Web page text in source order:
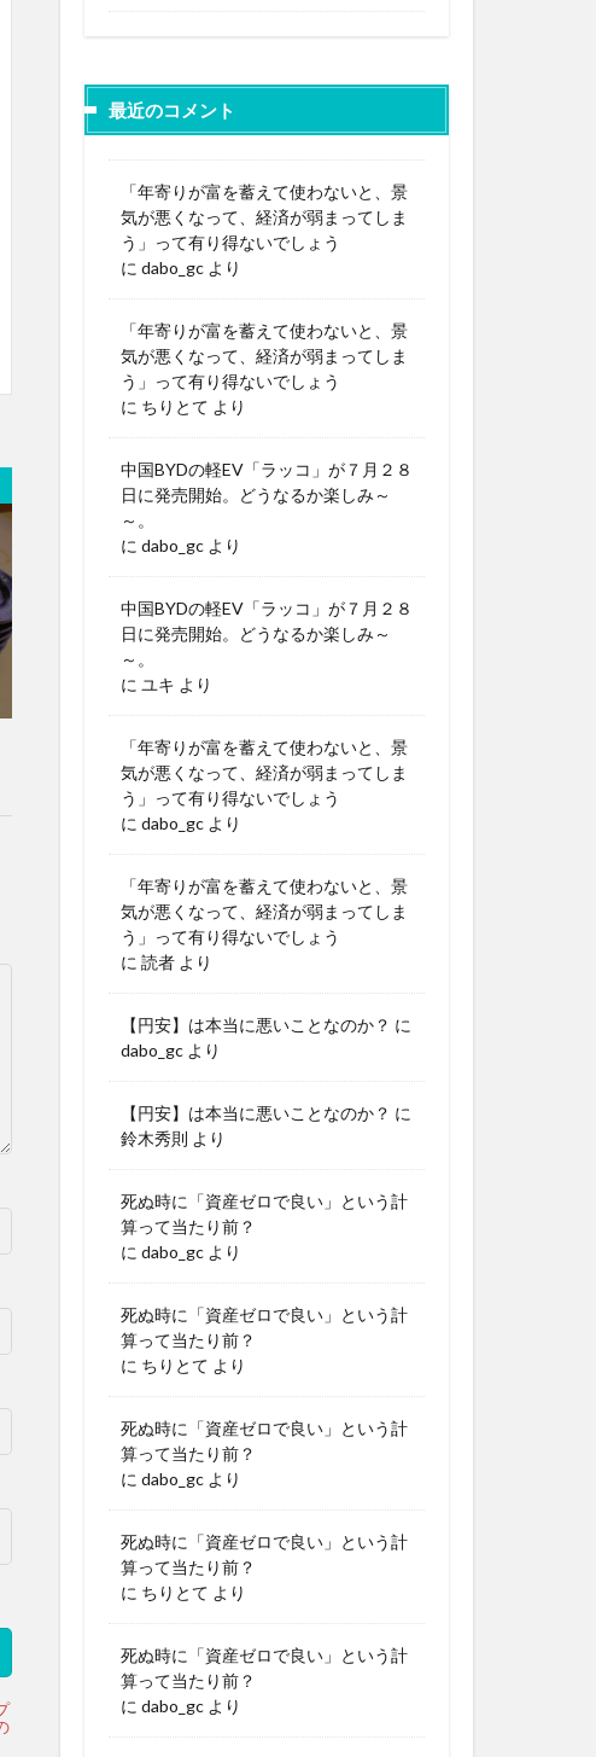
最近のコメント
「年寄りが富を蓄えて使わないと、景
気が悪くなって、経済が弱まってしま
う」って有り得ないでしょう
に dabo_gc より
「年寄りが富を蓄えて使わないと、景
気が悪くなって、経済が弱まってしま
う」って有り得ないでしょう
に ちりとて より
中国BYDの軽EV「ラッコ」が７月２８
日に発売開始。どうなるか楽しみ～
～。
に dabo_gc より
中国BYDの軽EV「ラッコ」が７月２８
日に発売開始。どうなるか楽しみ～
～。
に ユキ より
「年寄りが富を蓄えて使わないと、景
気が悪くなって、経済が弱まってしま
う」って有り得ないでしょう
に dabo_gc より
「年寄りが富を蓄えて使わないと、景
気が悪くなって、経済が弱まってしま
う」って有り得ないでしょう
に 読者 より
【円安】は本当に悪いことなのか？ に
dabo_gc より
【円安】は本当に悪いことなのか？ に
鈴木秀則 より
死ぬ時に「資産ゼロで良い」という計
算って当たり前？
に dabo_gc より
死ぬ時に「資産ゼロで良い」という計
算って当たり前？
に ちりとて より
死ぬ時に「資産ゼロで良い」という計
算って当たり前？
に dabo_gc より
死ぬ時に「資産ゼロで良い」という計
算って当たり前？
に ちりとて より
死ぬ時に「資産ゼロで良い」という計
算って当たり前？
に dabo_gc より